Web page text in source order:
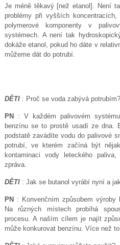
Je méně těkavý [než etanol]. Není
problémy při vyšších
polymerové komponenty v
systémech. A není tak
dokáže etanol, pokud ho dáte v
můžeme dát do potrubí.
DĚTI : Proč se voda zabývá potrubím?
PN
: V každém palivovém
benzínu se to prostě usadí ze dna.
podstatě zavádíte vodu do palivové
potrubí, ve kterém začíná být
kontaminaci vody leteckého
zpráva.
DĚTI : Jak se butanol vyrábí nyní a
PN : Konvenčním způsobem výroby
Na různých místech probíhá
procesu. A naším cílem je najít
může konkurovat benzínu. Více než